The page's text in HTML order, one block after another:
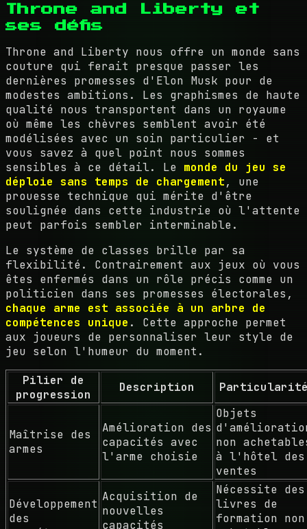
Throne and Liberty et
ses défis
Throne and Liberty nous offre un monde sans
couture qui ferait presque passer les
dernières promesses d'Elon Musk pour de
modestes ambitions. Les graphismes de haute
qualité nous transportent dans un royaume
où même les chèvres semblent avoir été
modélisées avec un soin particulier - et
vous savez à quel point nous sommes
sensibles à ce détail. Le monde du jeu se
déploie sans temps de chargement, une
prouesse technique qui mérite d'être
soulignée dans cette industrie où l'attente
peut parfois sembler interminable.
Le système de classes brille par sa
flexibilité. Contrairement aux jeux où vous
êtes enfermés dans un rôle précis comme un
politicien dans ses promesses électorales,
chaque arme est associée à un arbre de
compétences unique . Cette approche permet
aux joueurs de personnaliser leur style de
jeu selon l'humeur du moment.
Pilier de
progression
Description
Maîtrise des
armes
Amélioration des
capacités avec
l'arme choisie
Objets
non
à l'hôtel des
ventes
Développement
des
Acquisition de
nouvelles
capacités
Nécessite des
livres de
formation non